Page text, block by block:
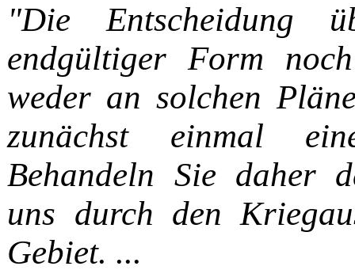
"Die Entscheidung
endgültiger Form
weder an solchen
zunächst einmal
Behandeln Sie daher
uns durch den
Gebiet. ...